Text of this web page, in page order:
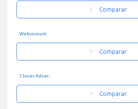
Comparar
Webcomum
Comparar
Clever Adver...
Comparar